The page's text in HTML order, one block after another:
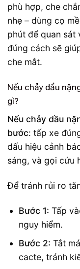
phù hợp, che
nhẹ – dùng cọ
phút để quan sát
đúng cách sẽ
che mắt.
Nếu chảy dầu
gì?
Nếu chảy dầu
bước: tấp xe
dấu hiệu cảnh
sáng, và gọi cứu
Để tránh rủi ro
Bước 1: Tấp
nguy hiểm.
Bước 2: Tắt
cacte, tránh